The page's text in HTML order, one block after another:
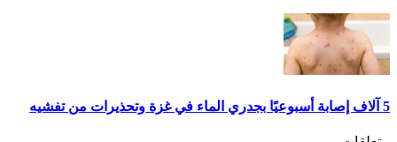
5 آلاف إصابة أسبوعيًا بجدري الماء في غزة وتحذيرات من تفشيه